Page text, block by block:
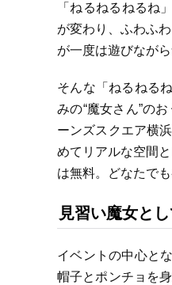
「ねるねるねるね
が変わり、ふわふ
が一度は遊びなが
そんな「ねるねる
みの“魔女さん”の
ーンズスクエア横
めてリアルな空間
は無料。どなたで
見習い魔女と
イベントの中心と
帽子とポンチョを